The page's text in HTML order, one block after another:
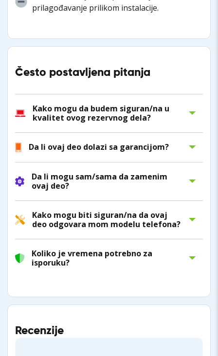
prilagođavanje prilikom instalacije.
Često postavljena pitanja
Kako mogu da budem siguran/na u
kvalitet ovog rezervnog dela?
Da li ovaj deo dolazi sa garancijom?
Da li mogu sam/sama da zamenim
ovaj deo?
Kako mogu biti siguran/na da ovaj
deo odgovara mom modelu telefona?
Koliko je vremena potrebno za
isporuku?
Recenzije